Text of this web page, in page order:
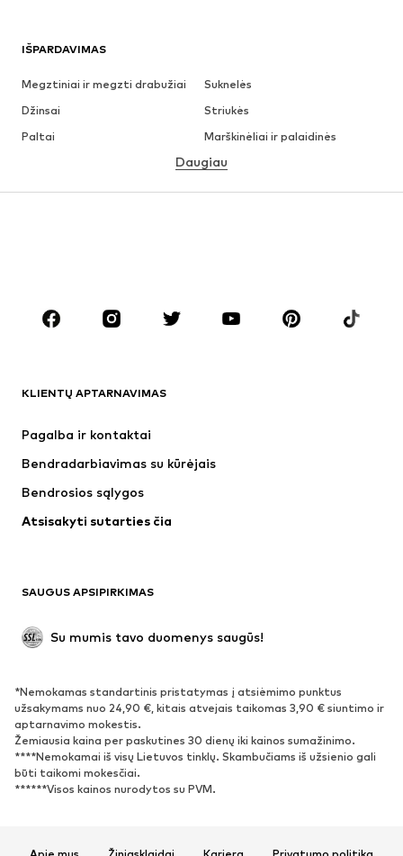
IŠPARDAVIMAS
Megztiniai ir megzti drabužiai
Suknelės
Džinsai
Striukės
Paltai
Marškinėliai ir palaidinės
Apatiniai
Aksesuarai
Premium
Naujienos
Apatiniai
Paltai
Proginiai
Išskirtiniai
BATAI
Naujienos
Sportbačiai
Aulinukai
Batai su kulniukais
Auliniai batai
Daugiau
KLIENTŲ APTARNAVIMAS
Pagalba ir kontaktai
Bendradarbiavimas su kūrėjais
Bendrosios sąlygos
Atsisakyti sutarties čia
SAUGUS APSIPIRKIMAS
Su mumis tavo duomenys saugūs!
*Nemokamas standartinis pristatymas į atsiėmimo punktus
užsakymams nuo 24,90 €, kitais atvejais taikomas 3,90 € siuntimo ir
aptarnavimo mokestis.
Žemiausia kaina per paskutines 30 dienų iki kainos sumažinimo.
****Nemokamai iš visų Lietuvos tinklų. Skambučiams iš užsienio gali
būti taikomi mokesčiai.
******Visos kainos nurodytos su PVM.